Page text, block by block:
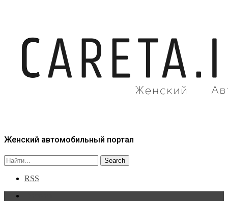
Женский автомобильный портал
RSS